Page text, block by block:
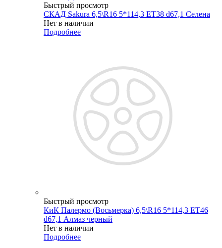
Быстрый просмотр
СКАД Sakura 6,5\R16 5*114,3 ET38 d67,1 Селена
Нет в наличии
Подробнее
Быстрый просмотр
КиК Палермо (Восьмерка) 6,5\R16 5*114,3 ET46
d67,1 Алмаз черный
Нет в наличии
Подробнее